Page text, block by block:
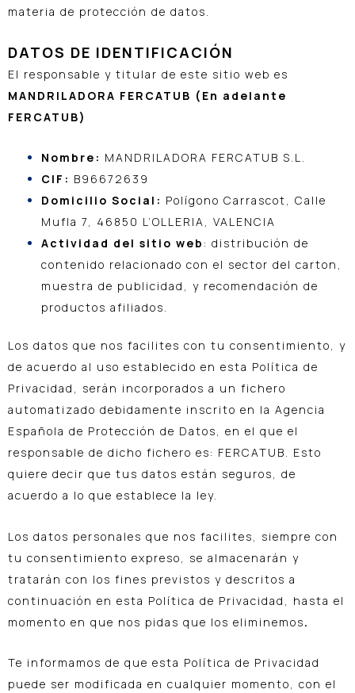
materia de protección de datos.
DATOS DE IDENTIFICACIÓN
El responsable y titular de este sitio web es
MANDRILADORA FERCATUB (En adelante
FERCATUB)
Nombre: MANDRILADORA FERCATUB S.L.
CIF: B96672639
Domicilio Social: Polígono Carrascot, Calle
Mufla 7, 46850 L’OLLERIA, VALENCIA
Actividad del sitio web : distribución de
contenido relacionado con el sector del carton,
muestra de publicidad, y recomendación de
productos afiliados.
Los datos que nos facilites con tu consentimiento, y
de acuerdo al uso establecido en esta Política de
Privacidad, serán incorporados a un fichero
automatizado debidamente inscrito en la Agencia
Española de Protección de Datos, en el que el
responsable de dicho fichero es: FERCATUB. Esto
quiere decir que tus datos están seguros, de
acuerdo a lo que establece la ley.
Los datos personales que nos facilites, siempre con
tu consentimiento expreso, se almacenarán y
tratarán con los fines previstos y descritos a
continuación en esta Política de Privacidad, hasta el
momento en que nos pidas que los eliminemos.
Te informamos de que esta Política de Privacidad
puede ser modificada en cualquier momento, con el